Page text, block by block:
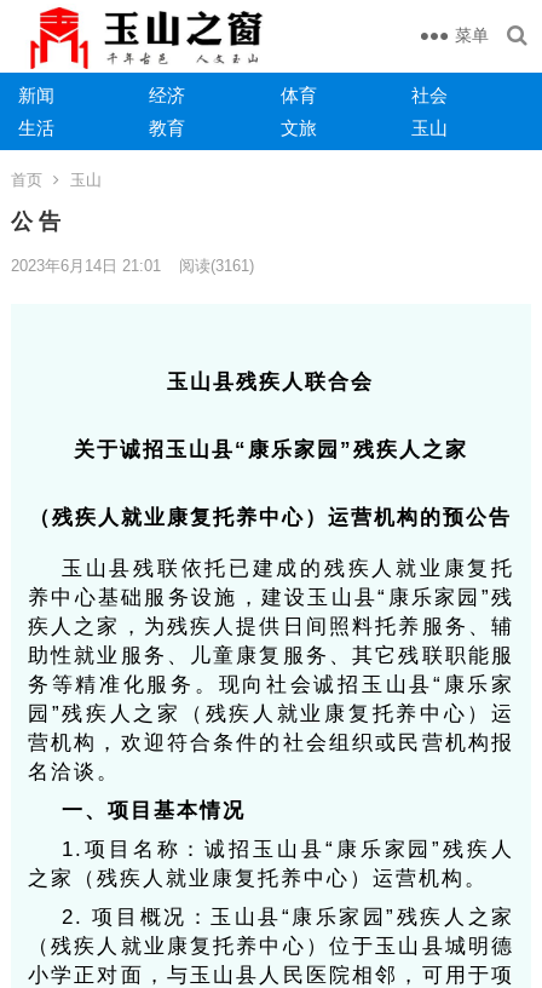
菜单
新闻 经济 体育
社会
生活
教育 文旅 玉山
首页 玉山
公 告
2023年6月14日 21:01 阅读(3161)
玉山县残疾人联合会
关于诚招玉山县“康乐家园”残疾人之家
（残疾人就业康复托养中心）运营机构的预公告
玉山县残联依托已建成的残疾人就业康复托
养中心基础服务设施，建设玉山县“康乐家园”残
疾人之家，为残疾人提供日间照料托养服务、辅
助性就业服务、儿童康复服务、其它残联职能服
务等精准化服务。现向社会诚招玉山县“康乐家
园”残疾人之家（残疾人就业康复托养中心）运
营机构，欢迎符合条件的社会组织或民营机构报
名洽谈。
一、项目基本情况
1.项目名称：诚招玉山县“康乐家园”残疾人
之家（残疾人就业康复托养中心）运营机构。
2. 项目概况：玉山县“康乐家园”残疾人之家
（残疾人就业康复托养中心）位于玉山县城明德
小学正对面，与玉山县人民医院相邻，可用于项